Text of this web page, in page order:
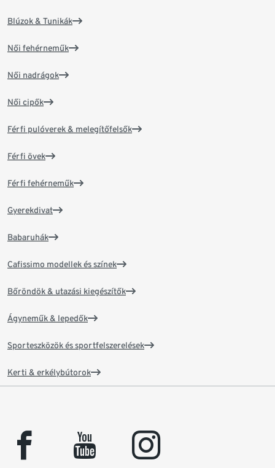
Blúzok & Tunikák
Női fehérneműk
Női nadrágok
Női cipők
Férfi pulóverek & melegítőfelsők
Férfi övek
Férfi fehérneműk
Gyerekdivat
Babaruhák
Cafissimo modellek és színek
Bőröndök & utazási kiegészítők
Ágyneműk & lepedők
Sporteszközök és sportfelszerelések
Kerti & erkélybútorok
facebook youtube instagram